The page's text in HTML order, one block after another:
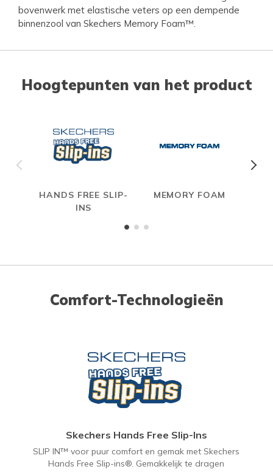
bovenwerk met elastische veters op een dempende
binnenzool van Skechers Memory Foam™.
Hoogtepunten van het product
HANDS FREE SLIP-
INS
MEMORY FOAM
Comfort-Technologieën
Skechers Hands Free Slip-Ins
SLIP IN™ voor puur comfort en gemak met Skechers
Hands Free Slip-ins®. Gemakkelijk te dragen